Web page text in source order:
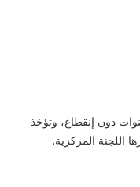
فترة انضمامه للحزب عن (5) سنوات دون إنقطاع، وتؤخذ
اللجنة المركزية.